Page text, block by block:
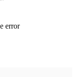
error